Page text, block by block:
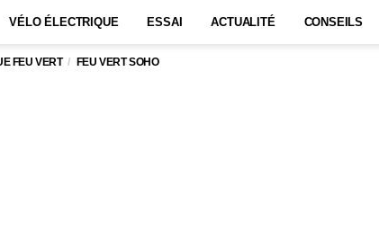
VÉLO ÉLECTRIQUE ESSAI ACTUALITÉ CONSEILS
FEU VERT FEU VERT SOHO